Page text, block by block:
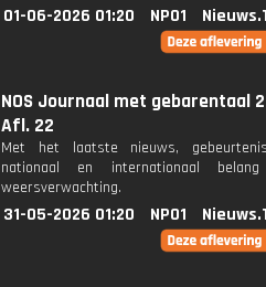
01-06-2026 01:20 NPO1
NOS Journaal met gebarentaal
Afl. 22
Met het laatste nieuws,
nationaal en internationaal
weersverwachting.
31-05-2026 01:20 NPO1